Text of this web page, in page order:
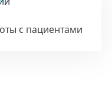
с пациентами